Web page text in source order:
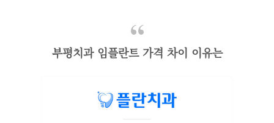
부평치과 임플란트 가격 차이 이유는